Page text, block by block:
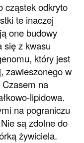
cząstek odkryto
te inaczej
one budowy
się z kwasu
który jest
zawieszonego w
Czasem na
lipidowa.
na pograniczu
są zdolne do
żywiciela.